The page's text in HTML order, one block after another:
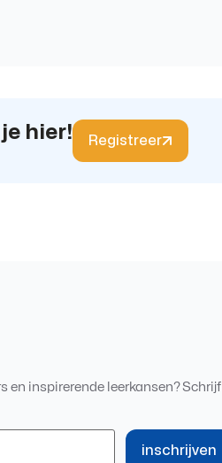
hier! Registreer
en inspirerende leerkansen? Schrijf
inschrijven